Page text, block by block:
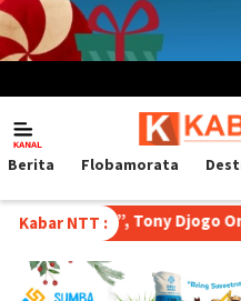
Mobile
Berita Flobamorata
Kabar NTT :
Tony Djogo Orasi Ujian